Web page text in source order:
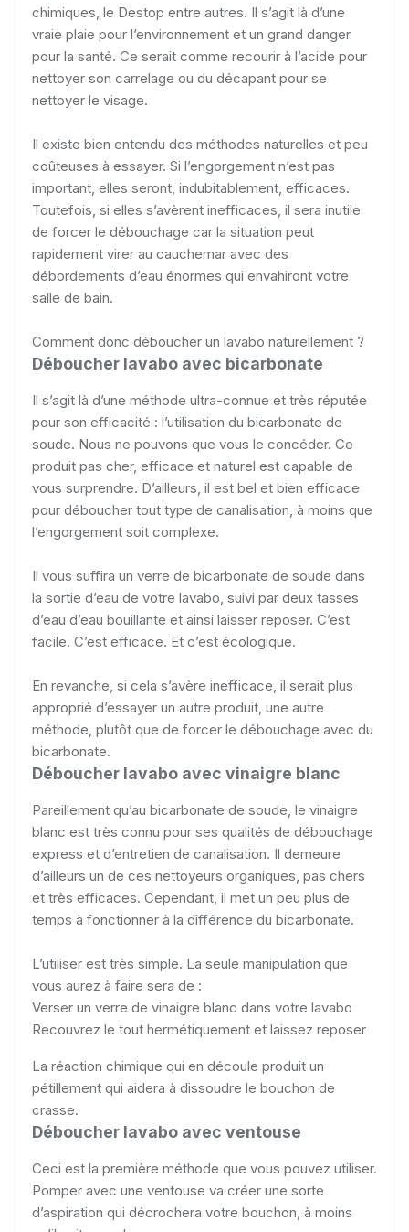
chimiques, le Destop entre autres. Il s’agit là d’une
vraie plaie pour l’environnement et un grand danger
pour la santé. Ce serait comme recourir à l’acide pour
nettoyer son carrelage ou du décapant pour se
nettoyer le visage.
Il existe bien entendu des méthodes naturelles et peu
coûteuses à essayer. Si l’engorgement n’est pas
important, elles seront, indubitablement, efficaces.
Toutefois, si elles s’avèrent inefficaces, il sera inutile
de forcer le débouchage car la situation peut
rapidement virer au cauchemar avec des
débordements d’eau énormes qui envahiront votre
salle de bain.
Comment donc déboucher un lavabo naturellement ?
Déboucher lavabo avec bicarbonate
Il s’agit là d’une méthode ultra-connue et très réputée
pour son efficacité : l’utilisation du bicarbonate de
soude. Nous ne pouvons que vous le concéder. Ce
produit pas cher, efficace et naturel est capable de
vous surprendre. D’ailleurs, il est bel et bien efficace
pour déboucher tout type de canalisation, à moins que
l’engorgement soit complexe.
Il vous suffira un verre de bicarbonate de soude dans
la sortie d’eau de votre lavabo, suivi par deux tasses
d’eau d’eau bouillante et ainsi laisser reposer. C’est
facile. C’est efficace. Et c’est écologique.
En revanche, si cela s’avère inefficace, il serait plus
approprié d’essayer un autre produit, une autre
méthode, plutôt que de forcer le débouchage avec du
bicarbonate.
Déboucher lavabo avec vinaigre blanc
Pareillement qu’au bicarbonate de soude, le vinaigre
blanc est très connu pour ses qualités de débouchage
express et d’entretien de canalisation. Il demeure
d’ailleurs un de ces nettoyeurs organiques, pas chers
et très efficaces. Cependant, il met un peu plus de
temps à fonctionner à la différence du bicarbonate.
L’utiliser est très simple. La seule manipulation que
vous aurez à faire sera de :
Verser un verre de vinaigre blanc dans votre lavabo
Recouvrez le tout hermétiquement et laissez reposer
La réaction chimique qui en découle produit un
pétillement qui aidera à dissoudre le bouchon de
crasse.
Déboucher lavabo avec ventouse
Ceci est la première méthode que vous pouvez utiliser.
Pomper avec une ventouse va créer une sorte
d’aspiration qui décrochera votre bouchon, à moins